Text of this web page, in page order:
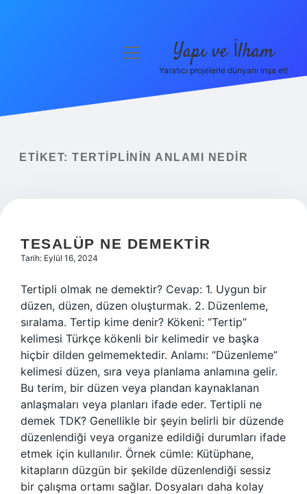
Yasal Uyarı
menüyü
Yapı ve İlham
Yaratıcı projelerle dünyanı inşa et!
ETIKET: TERTIPLININ ANLAMI NEDIR
TESALÜP NE DEMEKTIR
Tarih: Eylül 16, 2024
Tertipli olmak ne demektir? Cevap: 1. Uygun bir
düzen, düzen, düzen oluşturmak. 2. Düzenleme,
sıralama. Tertip kime denir? Kökeni: “Tertip”
kelimesi Türkçe kökenli bir kelimedir ve başka
hiçbir dilden gelmemektedir. Anlamı: “Düzenleme”
kelimesi düzen, sıra veya planlama anlamına gelir.
Bu terim, bir düzen veya plandan kaynaklanan
anlaşmaları veya planları ifade eder. Tertipli ne
demek TDK? Genellikle bir şeyin belirli bir düzende
düzenlendiği veya organize edildiği durumları ifade
etmek için kullanılır. Örnek cümle: Kütüphane,
kitapların düzgün bir şekilde düzenlendiği sessiz
bir çalışma ortamı sağlar. Dosyaları daha kolay